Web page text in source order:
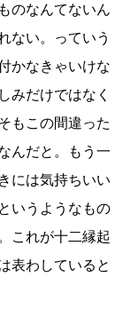
のなんてないん
ない。っていう
かなきゃいけな
みだけではなく
もこの間違った
んだと。もう一
には気持ちいい
いうようなもの
これが十二縁起
表わしていると